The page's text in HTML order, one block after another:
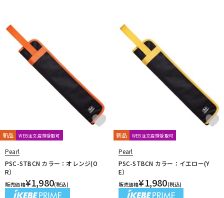
新品 WEB注文店頭受取可
Pearl
PSC-STBCN カラー：オレンジ(O
R）
販売価格¥1,980(税込)
新品 WEB注文店頭受取可
Pearl
PSC-STBCN カラー：イエロー(Y
E）
販売価格¥1,980(税込)